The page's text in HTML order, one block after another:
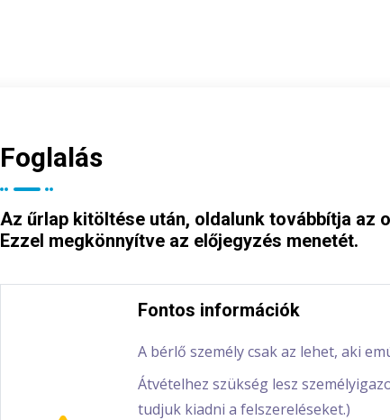
Foglalás
Az űrlap kitöltése után, oldalunk továbbítja az
Ezzel megkönnyítve az előjegyzés menetét.
Fontos információk
A bérlő személy csak az lehet, aki
Átvételhez szükség lesz
tudjuk kiadni a felszereléseket.)